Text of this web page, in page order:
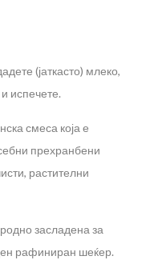
(јаткасто) млеко,
испечете.
смеса која е
прехранбени
растителни
засладена за
рафиниран шеќер.